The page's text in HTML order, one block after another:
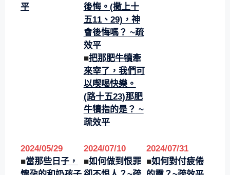
平
後悔。(撒上十
五11、29)，神
會後悔嗎？ ~疏
效平
■把那肥牛犢牽
來宰了，我們可
以喫喝快樂。
(路十五23)那肥
牛犢指的是？ ~
疏效平
2024/05/29
■當那些日子，
2024/07/10
■如何做到恨罪
2024/07/31
■如何對付疲倦